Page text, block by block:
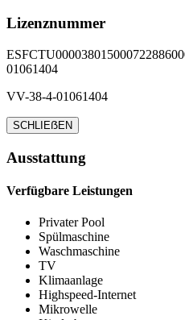
Lizenznummer
01061404
VV-38-4-01061404
SCHLIEẞEN
Ausstattung
Verfügbare Leistungen
Privater Pool
Spülmaschine
Waschmaschine
TV
Klimaanlage
Highspeed-Internet
Mikrowelle